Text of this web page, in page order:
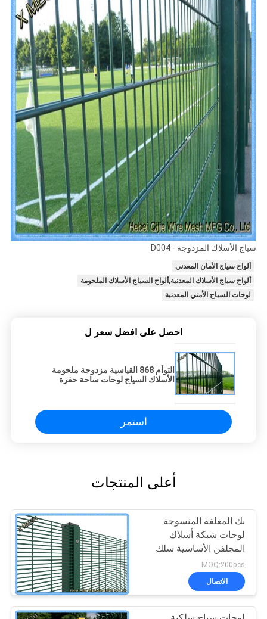
سياج الأسلاك المزدوجة - D004
ألواح سياج الأمان المعدني
ألواح سياج الأسلاك المعدنية,ألواح السياج الأسلاك الملحومة
لوحات السياج الأمني ​​المعدنية
احصل على افضل سعر ل
التوأم 868 القياسية مزدوجة ملحومة
الأسلاك السياج لوحات ساحة حفرة
استمر
أعلى المنتجات
بك المغلفة المنسوجة
لوحات شبكة أسلاك
المجلفن الأساسية سلك
قوي للسجن
MOQ:200pcs
الاتصال